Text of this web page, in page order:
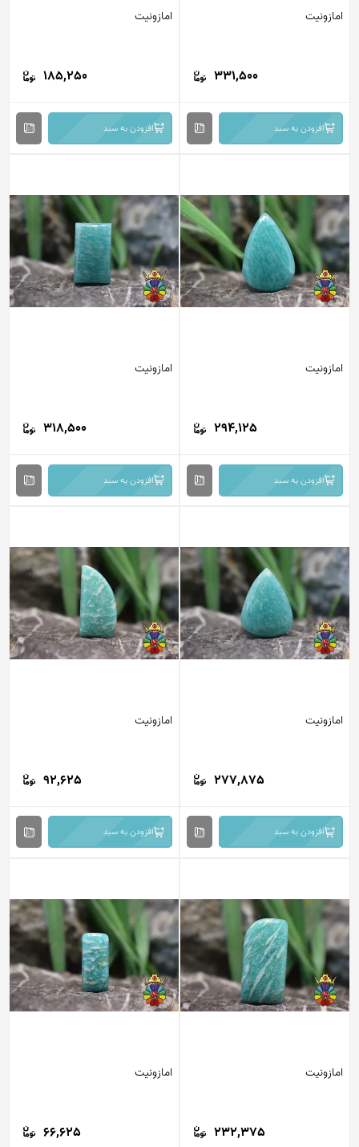
امازونیت
331,500
افزودن به سبد
امازونیت
185,250
افزودن به سبد
امازونیت
294,125
افزودن به سبد
امازونیت
318,500
افزودن به سبد
امازونیت
277,875
افزودن به سبد
امازونیت
92,625
افزودن به سبد
امازونیت
232,375
امازونیت
66,625